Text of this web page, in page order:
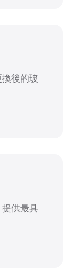
後的玻
供最具